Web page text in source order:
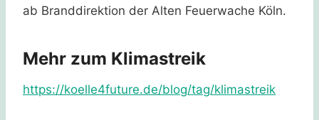
ab Branddirektion der Alten Feuerwache Köln.
Mehr zum Klimastreik
https://koelle4future.de/blog/tag/klimastreik